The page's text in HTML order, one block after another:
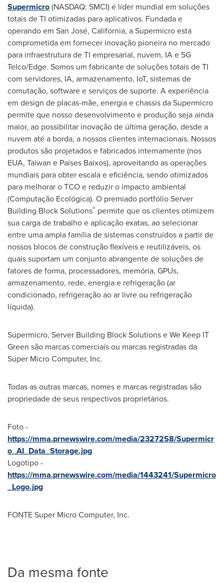
Supermicro(NASDAQ: SMCI) é líder mundial em soluções
totais de TI otimizadas para aplicativos. Fundada e
operando em San José, Califórnia, a Supermicro está
comprometida em fornecer inovação pioneira no mercado
para infraestrutura de TI empresarial, nuvem, IA e 5G
Telco/Edge. Somos um fabricante de soluções totais de TI
com servidores, IA, armazenamento, IoT, sistemas de
comutação, software e serviços de suporte. A experiência
em design de placas-mãe, energia e chassis da Supermicro
permite que nosso desenvolvimento e produção seja ainda
maior, ao possibilitar inovação de última geração, desde a
nuvem até a borda, a nossos clientes internacionais. Nossos
produtos são projetados e fabricados internamente (nos
EUA, Taiwan e Países Baixos), aproveitando as operações
mundiais para obter escala e eficiência, sendo otimizados
para melhorar o TCO e reduzir o impacto ambiental
(Computação Ecológica). O premiado portfólio Server
Building Block Solutions® permite que os clientes otimizem
sua carga de trabalho e aplicação exatas, ao selecionar
entre uma ampla família de sistemas construídos a partir de
nossos blocos de construção flexíveis e reutilizáveis, os
quais suportam um conjunto abrangente de soluções de
fatores de forma, processadores, memória, GPUs,
armazenamento, rede, energia e refrigeração (ar
condicionado, refrigeração ao ar livre ou refrigeração
líquida).
Supermicro, Server Building Block Solutions e We Keep IT
Green são marcas comerciais ou marcas registradas da
Super Micro Computer, Inc.
Todas as outras marcas, nomes e marcas registradas são
propriedade de seus respectivos proprietários.
Foto -
https://mma.prnewswire.com/media/2327258/Supermicr
o_AI_Data_Storage.jpg
Logotipo -
https://mma.prnewswire.com/media/1443241/Supermicro
_Logo.jpg
FONTE Super Micro Computer, Inc.
Da mesma fonte